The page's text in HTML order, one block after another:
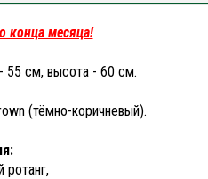
конца месяца!
55 см, высота - 60 см.
(тёмно-коричневый).
ротанг,